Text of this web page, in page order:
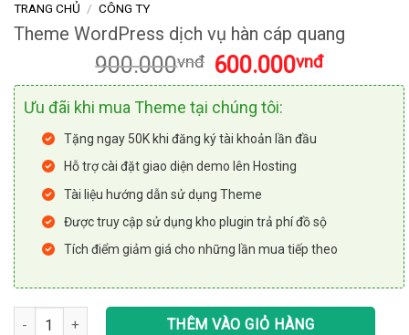
TRANG CHỦ / CÔNG TY
Theme WordPress dịch vụ hàn cáp quang
900.000vnđ Giá
gốc
900.000vnđ.
600.000vnđGiá
Ưu đãi khi mua Theme tại chúng tôi:
Tặng ngay 50K khi đăng ký tài khoản lần đầu
Hỗ trợ cài đặt giao diện demo lên Hosting
Tài liệu hướng dẫn sử dụng Theme
Được truy cập sử dụng kho plugin trả phí đồ sộ
Tích điểm giảm giá cho những lần mua tiếp theo
Theme WordPress dịch vụ hàn cáp quang số lượng
THÊM VÀO GIỎ HÀNG